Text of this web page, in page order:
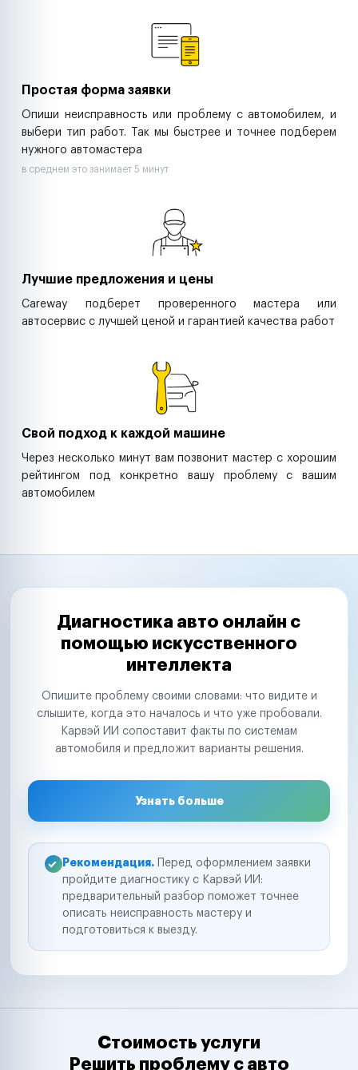
Простая форма заявки
Опиши неисправность или проблему с автомобилем, и
выбери тип работ. Так мы быстрее и точнее подберем
нужного автомастера
в среднем это занимает 5 минут
Лучшие предложения и цены
Careway подберет проверенного мастера или
автосервис с лучшей ценой и гарантией качества работ
Свой подход к каждой машине
Через несколько минут вам позвонит мастер с хорошим
рейтингом под конкретно вашу проблему с вашим
автомобилем
Диагностика авто онлайн с
помощью искусственного
интеллекта
Опишите проблему своими словами: что видите и
слышите, когда это началось и что уже пробовали.
Карвэй ИИ сопоставит факты по системам
автомобиля и предложит варианты решения.
Узнать больше
Рекомендация. Перед оформлением заявки
пройдите диагностику с Карвэй ИИ:
предварительный разбор поможет точнее
описать неисправность мастеру и
подготовиться к выезду.
Стоимость услуги
Решить проблему с авто